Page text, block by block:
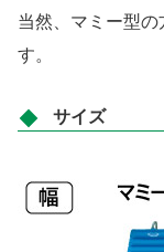
当然、マミー型
す。
サイズ